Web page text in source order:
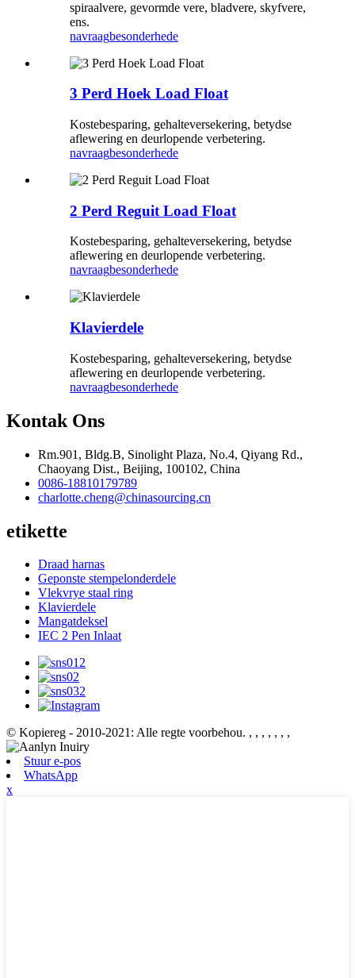
spiraalvere, gevormde vere, bladvere, skyfvere,
ens.
navraagbesonderhede
3 Perd Hoek Load Float
Kostebesparing, gehalteversekering, betydse
aflewering en deurlopende verbetering.
navraagbesonderhede
2 Perd Reguit Load Float
Kostebesparing, gehalteversekering, betydse
aflewering en deurlopende verbetering.
navraagbesonderhede
Klavierdele
Kostebesparing, gehalteversekering, betydse
aflewering en deurlopende verbetering.
navraagbesonderhede
Kontak Ons
Rm.901, Bldg.B, Sinolight Plaza, No.4, Qiyang Rd.,
Chaoyang Dist., Beijing, 100102, China
0086-18810179789
charlotte.cheng@chinasourcing.cn
etikette
Draad harnas
Geponste stempelonderdele
Vlekvrye staal ring
Klavierdele
Mangatdeksel
IEC 2 Pen Inlaat
© Kopiereg - 2010-2021: Alle regte voorbehou. , , , , , , ,
Stuur e-pos
WhatsApp
x